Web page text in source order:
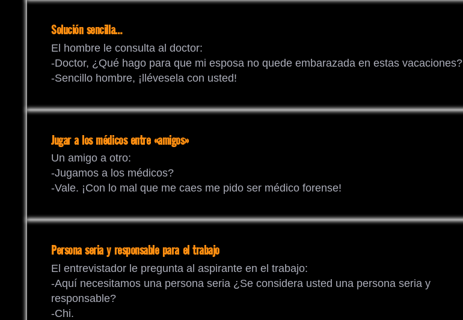
Solución sencilla…
El hombre le consulta al doctor:
-Doctor, ¿Qué hago para que mi esposa no quede embarazada en estas vacaciones?
-Sencillo hombre, ¡llévesela con usted!
Jugar a los médicos entre «amigos»
Un amigo a otro:
-Jugamos a los médicos?
-Vale. ¡Con lo mal que me caes me pido ser médico forense!
Persona seria y responsable para el trabajo
El entrevistador le pregunta al aspirante en el trabajo:
-Aquí necesitamos una persona seria ¿Se considera usted una persona seria y
responsable?
-Chi.